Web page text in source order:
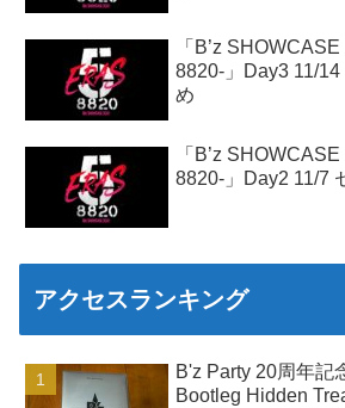
「B’z
8820-」Day3 11/
め
「B’z
8820-」Day2 11/7
アクセスランキング
B'z Party 20周年記
Bootleg Hidden